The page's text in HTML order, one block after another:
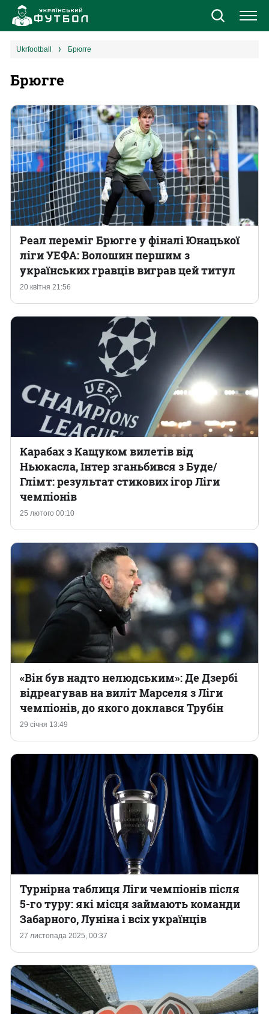
Єврокубки
УПЛ
1 ліга
2 ліга
Букмекери
ukrfootball Брюгге
Брюгге
20 квітня 21:56
Реал переміг Брюгге у фіналі Юнацької
ліги УЕФА: Волошин першим з
українських гравців виграв цей титул
25 лютого 00:10
Карабах з Кащуком вилетів від
Ньюкасла, Інтер зганьбився з Буде/
Глімт: результат стикових ігор Ліги
чемпіонів
29 січня 13:49
«Він був надто нелюдським»: Де Дзербі
відреагував на виліт Марселя з Ліги
чемпіонів, до якого доклався Трубін
27 листопада 2025, 00:37
Турнірна таблиця Ліги чемпіонів після
5-го туру: які місця займають команди
Забарного, Луніна і всіх українців